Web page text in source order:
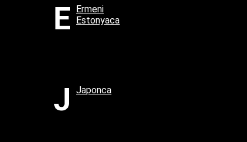
E
Ermeni
Estonyaca
J Japonca